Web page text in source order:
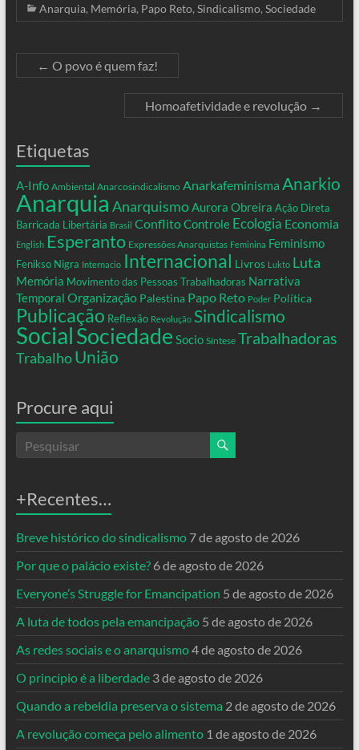
Anarquia, Memória, Papo Reto, Sindicalismo, Sociedade
← O povo é quem faz!
Homoafetividade e revolução →
Etiquetas
A-Info Ambiental Anarcosindicalismo Anarkafeminisma Anarkio
Anarquia AnarquismoAurora Obreira Ação Direta
Barricada Libertária Brasil ConflitoControle Ecologia Economia
English Esperanto Expressões Anarquistas Feminina Feminismo
Fenikso Nigra Internacio Internacional Livros Lukto Luta
Memória Movimento das Pessoas Trabalhadoras Narrativa
Temporal Organização Palestina Papo Reto Poder Política
Publicação Reflexão Revolução Sindicalismo
SocialSociedade Socio Síntese Trabalhadoras
Trabalho União
Procure aqui
+Recentes…
Breve histórico do sindicalismo 7 de agosto de 2026
Por que o palácio existe? 6 de agosto de 2026
Everyone’s Struggle for Emancipation 5 de agosto de 2026
A luta de todos pela emancipação 5 de agosto de 2026
As redes sociais e o anarquismo4 de agosto de 2026
O princípio é a liberdade 3 de agosto de 2026
Quando a rebeldia preserva o sistema 2 de agosto de 2026
A revolução começa pelo alimento 1 de agosto de 2026